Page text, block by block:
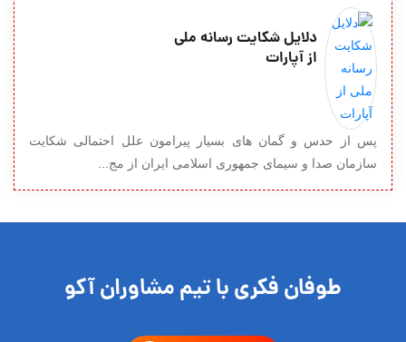
دلایل شکایت رسانه ملی
از آپارات
پس از حدس و گمان های بسیار پیرامون علل احتمالی شکایت
سازمان صدا و سیمای جمهوری اسلامی ایران از مج...
طوفان فکری با تیم مشاوران آکو